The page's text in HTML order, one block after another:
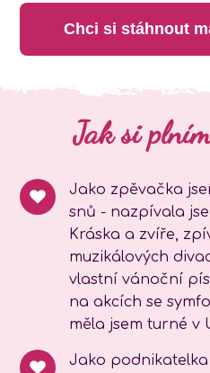
Chci si stáhnout
Jak si
Jako zpěvačka
snů - nazpívala
Kráska a zvíře,
muzikálových
vlastní vánoční
na akcích se
měla jsem turné v
Jako